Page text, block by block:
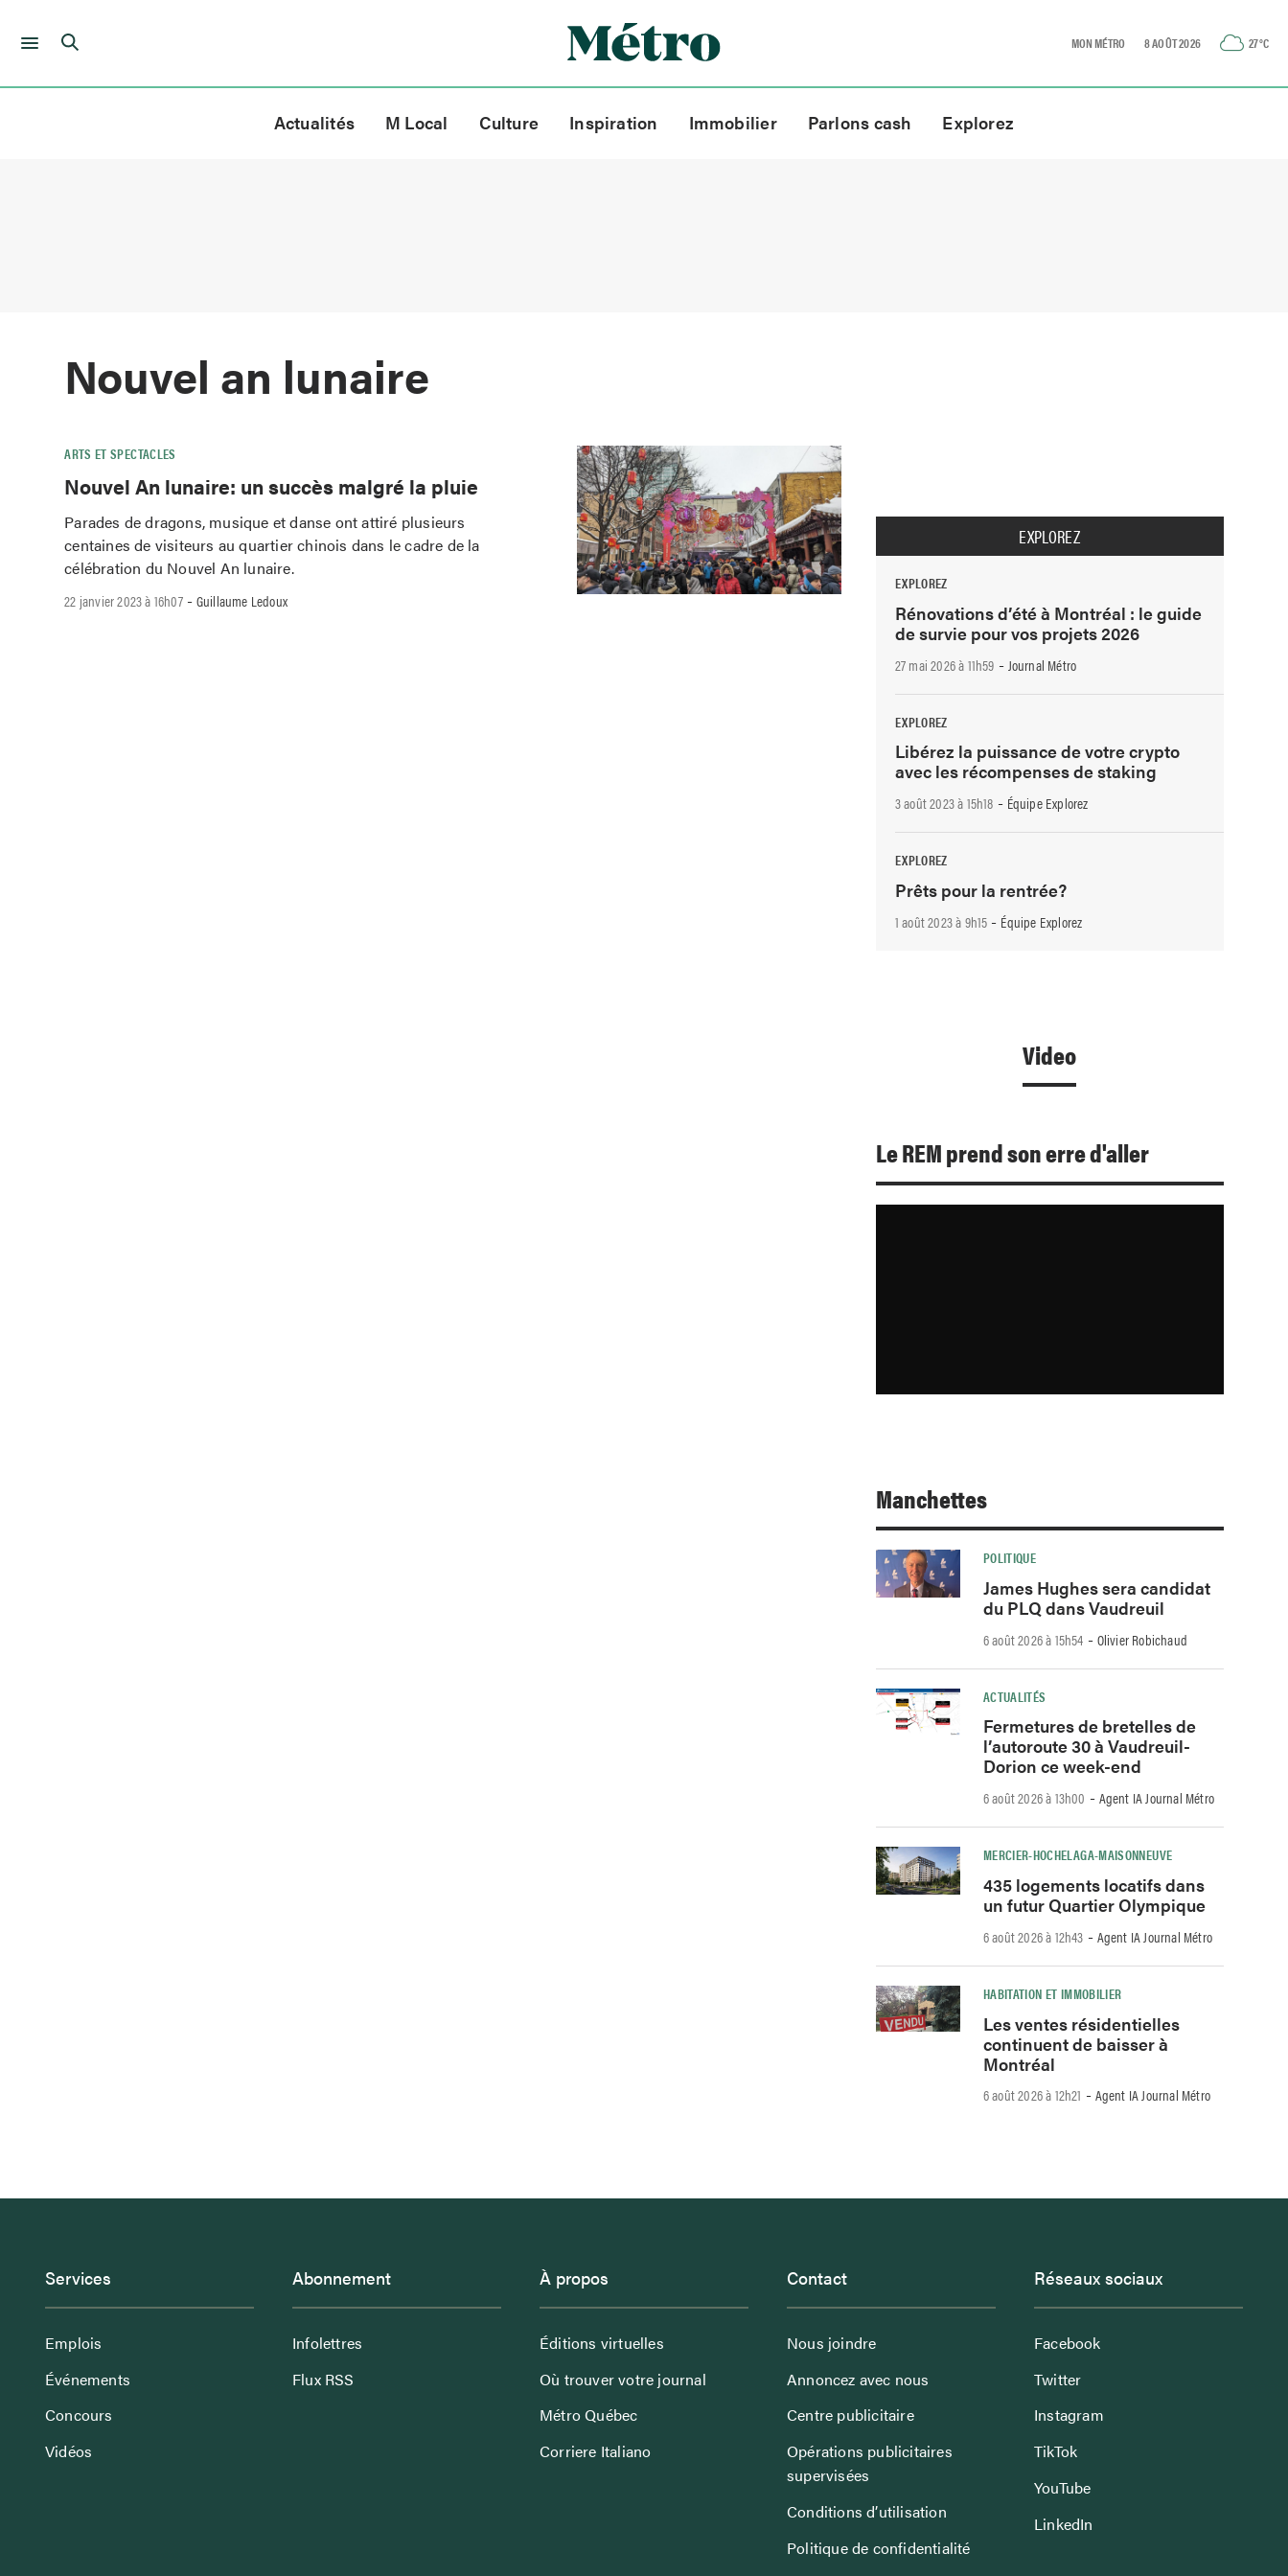
Skip
MON MÉTRO 8 AOÛT 2026 27°C
Actualités M Local Culture Inspiration Immobilier Parlons cash Explorez
Nouvel an lunaire
ARTS ET SPECTACLES
Nouvel An lunaire: un succès malgré la pluie
Parades de dragons, musique et danse ont attiré plusieurs
centaines de visiteurs au quartier chinois dans le cadre de la
célébration du Nouvel An lunaire.
22 janvier 2023 à 16h07-Guillaume Ledoux
EXPLOREZ
EXPLOREZ
Rénovations d’été à Montréal : le guide
de survie pour vos projets 2026
27 mai 2026 à 11h59 - Journal Métro
EXPLOREZ
Libérez la puissance de votre crypto
avec les récompenses de staking
3 août 2023 à 15h18 - Équipe Explorez
EXPLOREZ
Prêts pour la rentrée?
1 août 2023 à 9h15 - Équipe Explorez
Video
Le REM prend son erre d'aller
Manchettes
POLITIQUE
James Hughes sera candidat
du PLQ dans Vaudreuil
6 août 2026 à 15h54 -Olivier Robichaud
ACTUALITÉS
Fermetures de bretelles de
l’autoroute 30 à Vaudreuil-
Dorion ce week-end
6 août 2026 à 13h00 -Agent IA Journal Métro
MERCIER-HOCHELAGA-MAISONNEUVE
435 logements locatifs dans
un futur Quartier Olympique
6 août 2026 à 12h43 -Agent IA Journal Métro
HABITATION ET IMMOBILIER
Les ventes résidentielles
continuent de baisser à
Montréal
6 août 2026 à 12h21 -Agent IA Journal Métro
Services
Emplois
Événements
Concours
Vidéos
Abonnement
Infolettres
Flux RSS
À propos
Éditions virtuelles
Où trouver votre journal
Métro Québec
Corriere Italiano
Contact
Nous joindre
Annoncez avec nous
Centre publicitaire
Opérations publicitaires
supervisées
Conditions d’utilisation
Politique de confidentialité
Réseaux sociaux
Facebook
Twitter
Instagram
TikTok
YouTube
LinkedIn